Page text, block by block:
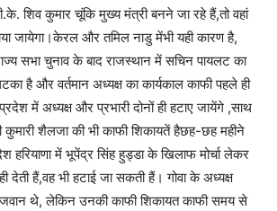
शिव कुमार चूंकि मुख्य मंत्री बनने जा रहे हैं,तो वहां
जायेगा।केरल और तमिल नाडु मेंभी यही कारण है,
सभा चुनाव के बाद राजस्थान में सचिन पायलट का
है और वर्तमान अध्यक्ष का कार्यकाल काफी पहले ही
में अध्यक्ष और प्रभारी दोनों ही हटाए जायेंगे ,साथ
कुमारी शैलजा की भी काफी शिकायतें हैछह-छह महीने
हरियाणा में भूपेंद्र सिंह हुड्डा के खिलाफ मोर्चा लेकर
देती हैं,वह भी हटाई जा सकती हैं। गोवा के अध्यक्ष
थे, लेकिन उनकी काफी शिकायत काफी समय से